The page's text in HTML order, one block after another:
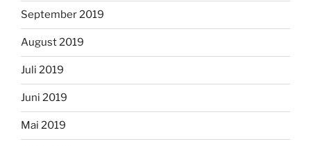
September 2019
August 2019
Juli 2019
Juni 2019
Mai 2019